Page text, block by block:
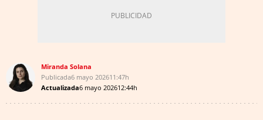
Miranda Solana
Publicada6 mayo 202611:47h
Actualizada6 mayo 202612:44h